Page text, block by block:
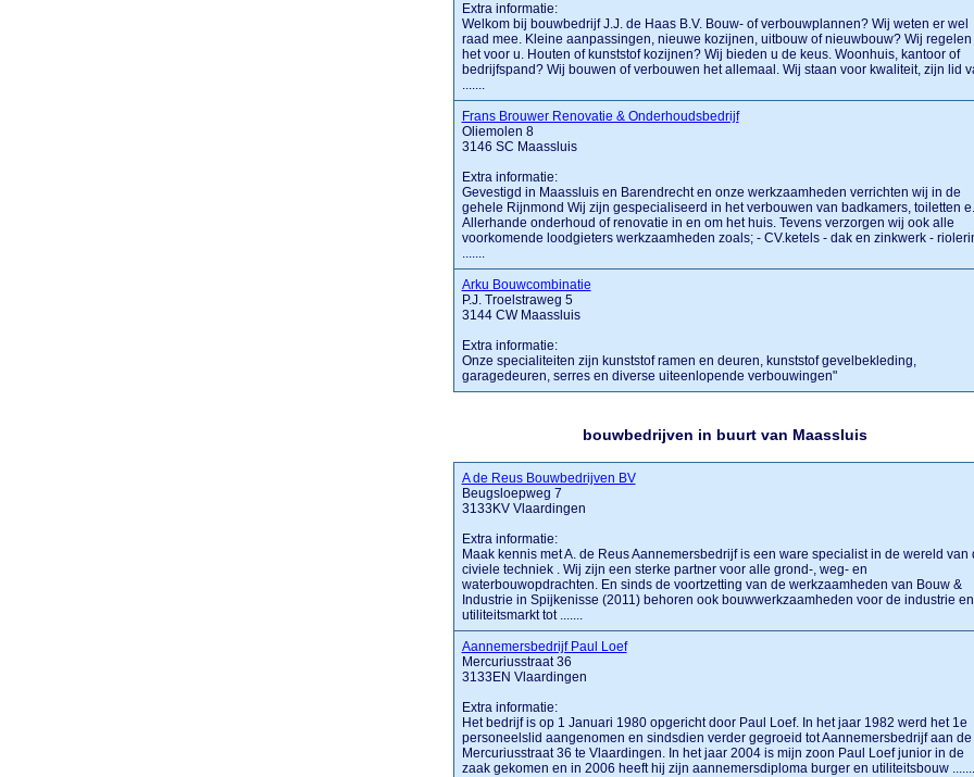
Extra informatie:
Welkom bij bouwbedrijf J.J. de Haas B.V. Bouw- of verbouwplannen? Wij weten er wel
raad mee. Kleine aanpassingen, nieuwe kozijnen, uitbouw of nieuwbouw? Wij regelen
het voor u. Houten of kunststof kozijnen? Wij bieden u de keus. Woonhuis, kantoor of
bedrijfspand? Wij bouwen of verbouwen het allemaal. Wij staan voor kwaliteit, zijn lid
.......
Frans Brouwer Renovatie & Onderhoudsbedrijf
Oliemolen 8
3146 SC Maassluis
Extra informatie:
Gevestigd in Maassluis en Barendrecht en onze werkzaamheden verrichten wij in de
gehele Rijnmond Wij zijn gespecialiseerd in het verbouwen van badkamers, toiletten
Allerhande onderhoud of renovatie in en om het huis. Tevens verzorgen wij ook alle
voorkomende loodgieters werkzaamheden zoals; - CV.ketels - dak en zinkwerk -
.......
Arku Bouwcombinatie
P.J. Troelstraweg 5
3144 CW Maassluis
Extra informatie:
Onze specialiteiten zijn kunststof ramen en deuren, kunststof gevelbekleding,
garagedeuren, serres en diverse uiteenlopende verbouwingen"
bouwbedrijven in buurt van Maassluis
A de Reus Bouwbedrijven BV
Beugsloepweg 7
3133KV Vlaardingen
Extra informatie:
Maak kennis met A. de Reus Aannemersbedrijf is een ware specialist in de wereld van
civiele techniek . Wij zijn een sterke partner voor alle grond-, weg- en
waterbouwopdrachten. En sinds de voortzetting van de werkzaamheden van Bouw &
Industrie in Spijkenisse (2011) behoren ook bouwwerkzaamheden voor de industrie en
utiliteitsmarkt tot .......
Aannemersbedrijf Paul Loef
Mercuriusstraat 36
3133EN Vlaardingen
Extra informatie:
Het bedrijf is op 1 Januari 1980 opgericht door Paul Loef. In het jaar 1982 werd het 1e
personeelslid aangenomen en sindsdien verder gegroeid tot Aannemersbedrijf aan de
Mercuriusstraat 36 te Vlaardingen. In het jaar 2004 is mijn zoon Paul Loef junior in de
zaak gekomen en in 2006 heeft hij zijn aannemersdiploma burger en utiliteitsbouw .......